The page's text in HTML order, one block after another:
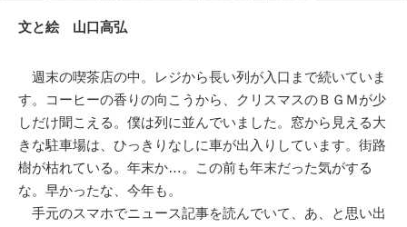
文と絵 山口高弘
週末の喫茶店の中。レジから長い列が入口まで続いていま
す。コーヒーの香りの向こうから、クリスマスのＢＧＭが少
しだけ聞こえる。僕は列に並んでいました。窓から見える大
きな駐車場は、ひっきりなしに車が出入りしています。街路
樹が枯れている。年末か…。この前も年末だった気がする
な。早かったな、今年も。
手元のスマホでニュース記事を読んでいて、あ、と思い出